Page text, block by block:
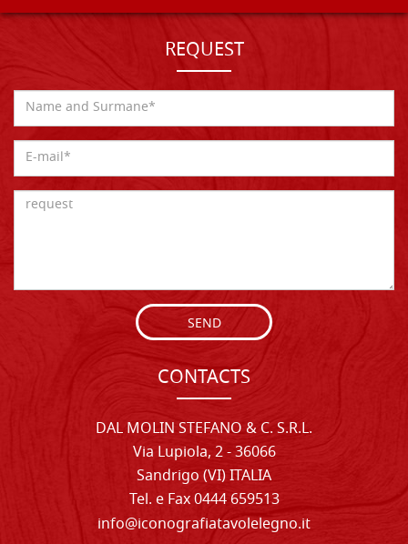
REQUEST
SEND
CONTACTS
DAL MOLIN STEFANO & C. S.R.L.
Via Lupiola, 2 - 36066
Sandrigo (VI) ITALIA
Tel. e Fax 0444 659513
info@iconografiatavolelegno.it